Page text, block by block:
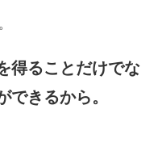
得ることだけでな
できるから。